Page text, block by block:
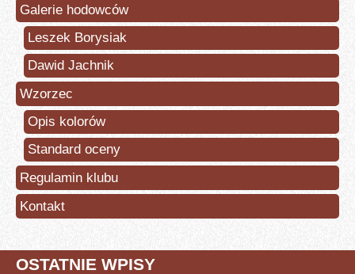
Galerie hodowców
Leszek Borysiak
Dawid Jachnik
Wzorzec
Opis kolorów
Standard oceny
Regulamin klubu
Kontakt
OSTATNIE WPISY